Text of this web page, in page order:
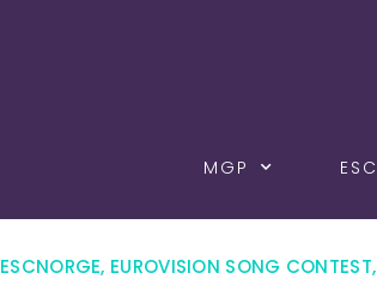
MGP ESC
ESCNORGE, EUROVISION SONG CONTEST,